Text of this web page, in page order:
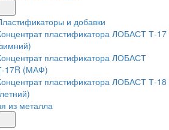
и добавки
пластификатора ЛОБАСТ Т-17
пластификатора ЛОБАСТ
17R (МАФ)
пластификатора ЛОБАСТ Т-18
из металла